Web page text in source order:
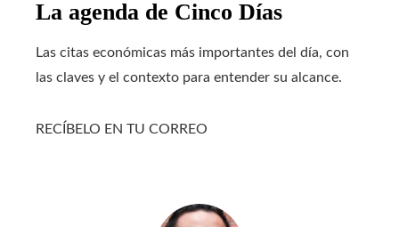
La agenda de Cinco Días
Las citas económicas más importantes del día, con
las claves y el contexto para entender su alcance.
RECÍBELO EN TU CORREO